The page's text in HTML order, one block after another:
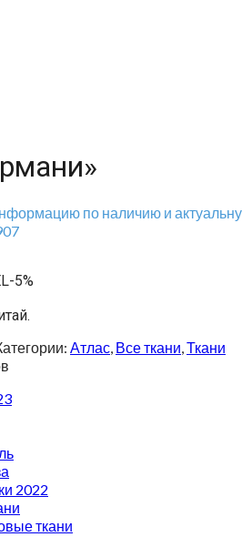
по наличию и
5%
Атлас, Все ткани,Ткани
2022
ткани